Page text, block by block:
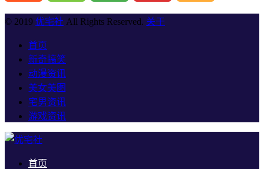
© 2019 优宅社 All Rights Reserved. 关于
首页
新奇搞笑
动漫资讯
美女美图
宅男资讯
游戏资讯
首页